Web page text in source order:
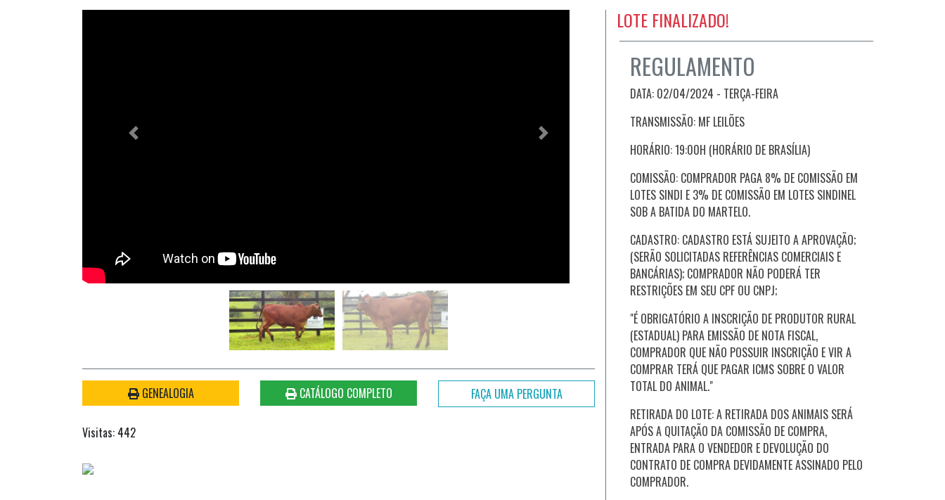
Previous Próximo
GENEALOGIA CATÁLOGO COMPLETO FAÇA UMA PERGUNTA
Visitas: 442
LOTE FINALIZADO!
REGULAMENTO
DATA: 02/04/2024 - TERÇA-FEIRA
TRANSMISSÃO: MF LEILÕES
HORÁRIO: 19:00H (HORÁRIO DE BRASÍLIA)
COMISSÃO: COMPRADOR PAGA 8% DE COMISSÃO EM
LOTES SINDI E 3% DE COMISSÃO EM LOTES SINDINEL
SOB A BATIDA DO MARTELO.
CADASTRO: CADASTRO ESTÁ SUJEITO A APROVAÇÃO;
(SERÃO SOLICITADAS REFERÊNCIAS COMERCIAIS E
BANCÁRIAS); COMPRADOR NÃO PODERÁ TER
RESTRIÇÕES EM SEU CPF OU CNPJ;
"É OBRIGATÓRIO A INSCRIÇÃO DE PRODUTOR RURAL
(ESTADUAL) PARA EMISSÃO DE NOTA FISCAL,
COMPRADOR QUE NÃO POSSUIR INSCRIÇÃO E VIR A
COMPRAR TERÁ QUE PAGAR ICMS SOBRE O VALOR
TOTAL DO ANIMAL."
RETIRADA DO LOTE: A RETIRADA DOS ANIMAIS SERÁ
APÓS A QUITAÇÃO DA COMISSÃO DE COMPRA,
ENTRADA PARA O VENDEDOR E DEVOLUÇÃO DO
CONTRATO DE COMPRA DEVIDAMENTE ASSINADO PELO
COMPRADOR.